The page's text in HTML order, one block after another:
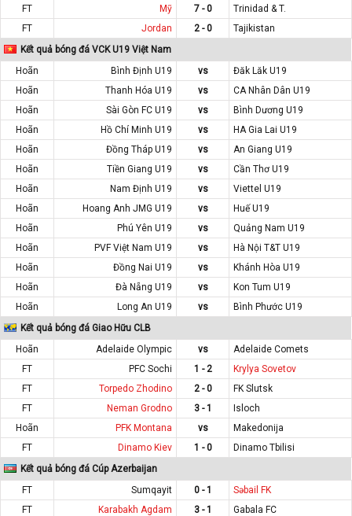
FT Mỹ 7 - 0
Trinidad & T.
FT
Jordan 2 - 0
Tajikistan
Kết quả bóng đá VCK U19 Việt Nam
Hoãn
Bình Định U19 vs
Đăk Lăk U19
Hoãn
Thanh Hóa U19 vs
CA Nhân Dân U19
Hoãn
Sài Gòn FC U19 vs
Bình Dương U19
Hoãn
Hồ Chí Minh U19 vs
HA Gia Lai U19
Hoãn
Đồng Tháp U19 vs
An Giang U19
Hoãn
Tiền Giang U19 vs
Cần Thơ U19
Hoãn
Nam Định U19 vs
Viettel U19
Hoãn
Hoang Anh JMG U19 vs
Huế U19
Hoãn
Phú Yên U19 vs
Quảng Nam U19
Hoãn
PVF Việt Nam U19 vs
Hà Nội T&T U19
Hoãn
Đồng Nai U19 vs
Khánh Hòa U19
Hoãn
Đà Nẵng U19 vs
Kon Tum U19
Hoãn
Long An U19 vs
Bình Phước U19
Kết quả bóng đá Giao Hữu CLB
Hoãn
Adelaide Olympic vs
Adelaide Comets
FT
PFC Sochi 1 - 2
Krylya Sovetov
FT
Torpedo Zhodino 2 - 0
FK Slutsk
FT
Neman Grodno 3 - 1
Isloch
Hoãn
PFK Montana vs
Makedonija
FT
Dinamo Kiev 1 - 0
Dinamo Tbilisi
Kết quả bóng đá Cúp Azerbaijan
FT
Sumqayit 0 - 1
Səbail FK
FT
Karabakh Agdam 3 - 1
Gabala FC